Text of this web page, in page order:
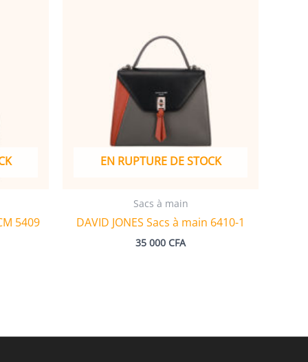
5409
EN RUPTURE DE STOCK
Sacs à main
DAVID JONES Sacs à main 6410-1
35 000 CFA